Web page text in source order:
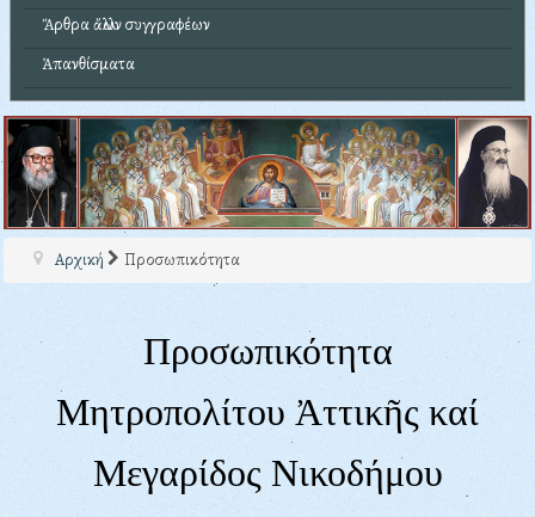
Ἄρθρα ἄλλων συγγραφέων
Ἀπανθίσματα
Αρχική Προσωπικότητα
Προσωπικότητα
Μητροπολίτου Ἀττικῆς καί
Μεγαρίδος Νικοδήμου